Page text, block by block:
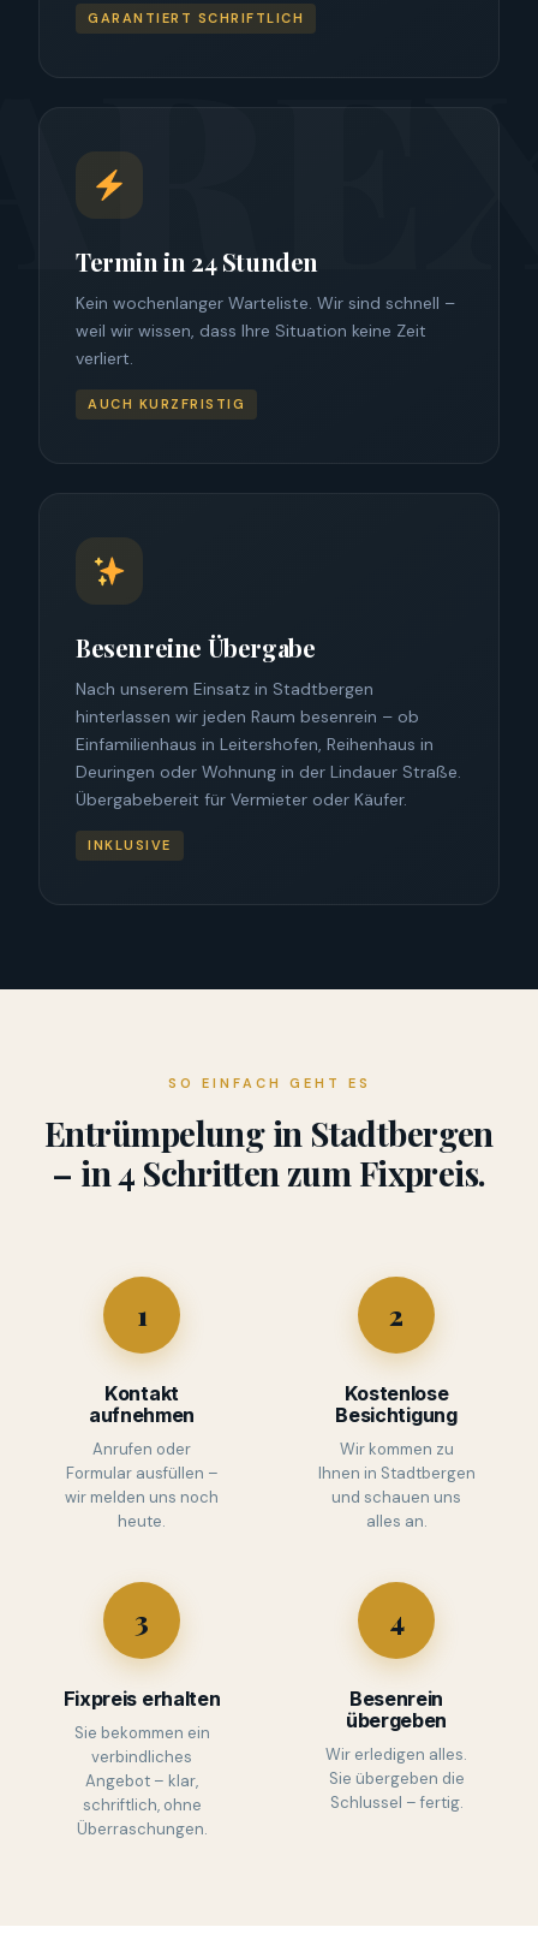
GARANTIERT SCHRIFTLICH
Termin in 24 Stunden
Kein wochenlanger Warteliste. Wir sind schnell –
weil wir wissen, dass Ihre Situation keine Zeit
verliert.
AUCH KURZFRISTIG
Besenreine Übergabe
Nach unserem Einsatz in Stadtbergen
hinterlassen wir jeden Raum besenrein – ob
Einfamilienhaus in Leitershofen, Reihenhaus in
Deuringen oder Wohnung in der Lindauer Straße.
Übergabebereit für Vermieter oder Käufer.
INKLUSIVE
SO EINFACH GEHT ES
Entrümpelung in Stadtbergen
– in 4 Schritten zum Fixpreis.
1
Kontakt
aufnehmen
Anrufen oder
Formular ausfüllen –
wir melden uns noch
heute.
2
Kostenlose
Besichtigung
Wir kommen zu
Ihnen in Stadtbergen
und schauen uns
alles an.
3
Fixpreis erhalten
Sie bekommen ein
verbindliches
Angebot – klar,
schriftlich, ohne
Überraschungen.
4
Besenrein
übergeben
Wir erledigen alles.
Sie übergeben die
Schlussel – fertig.